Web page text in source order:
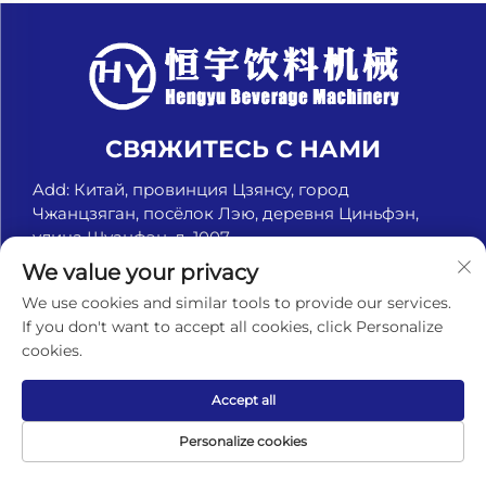
СВЯЖИТЕСЬ С НАМИ
Add: Китай, провинция Цзянсу, город
Чжанцзяган, посёлок Лэю, деревня Циньфэн,
улица Шуанфэн, д. 1007
Тел.:+8618151580069
Электронная почта:[email protected]
© Чжанцзяган Хэньюй Машины для напитков, ООО.
Все права защищены. -
конфиденциальности
We value your privacy
We use cookies and similar tools to provide our services.
If you don't want to accept all cookies, click Personalize
cookies.
Personalize cookies
Accept all